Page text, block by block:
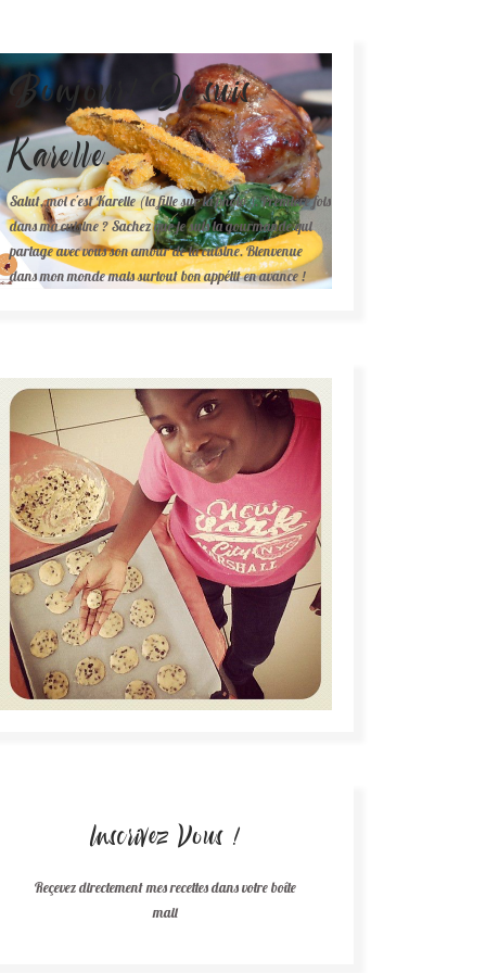
Bonjour! Je suis
Karelle.
Salut, moi c'est Karelle (la fille sur la photo ). Première fois
dans ma cuisine ? Sachez que je suis la gourmande qui
partage avec vous son amour de la cuisine. Bienvenue
dans mon monde mais surtout bon appétit en avance !
Inscrivez Vous !
Reçevez directement mes recettes dans votre boîte
mail